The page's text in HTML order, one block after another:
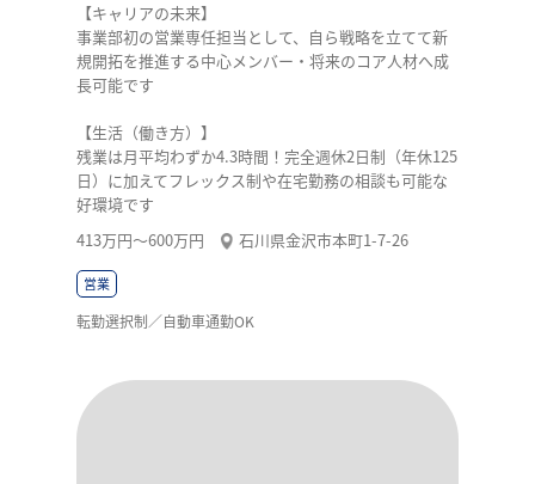
【キャリアの未来】
事業部初の営業専任担当として、自ら戦略を立てて新
規開拓を推進する中心メンバー・将来のコア人材へ成
長可能です
【生活（働き方）】
残業は月平均わずか4.3時間！完全週休2日制（年休125
日）に加えてフレックス制や在宅勤務の相談も可能な
好環境です
413万円〜600万円
石川県金沢市本町1-7-26
営業
転勤選択制／自動車通勤OK